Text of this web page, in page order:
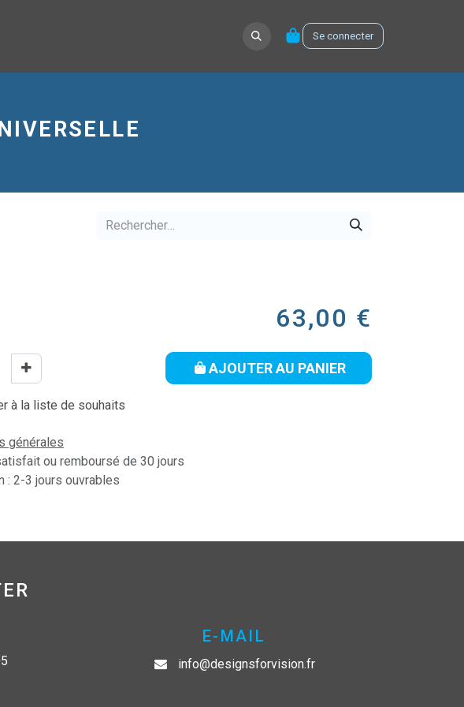
Se connecter
63,00 €
AJOUTER AU PANIER
à la liste de souhaits
générales
ou remboursé de 30 jours
: 2-3 jours ouvrables
E-MAIL
info@​designsfo​rvision.fr